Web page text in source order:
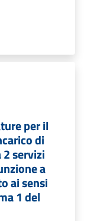
per il
di
servizi
a
ai sensi
1 del